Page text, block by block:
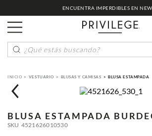
ENCUENTRA IMPERDIBLES EN
¿Qué estás buscando?
VESTUARIO BLUSAS Y CAMISAS BLUSA ESTAMPADA
BLUSA ESTAMPADA
SKU 4521626010530